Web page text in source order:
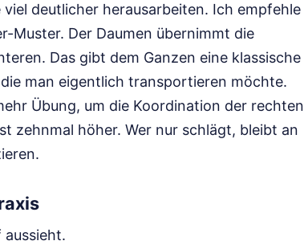
deutlicher herausarbeiten. Ich empfehle
Muster. Der Daumen übernimmt die
Das gibt dem Ganzen eine klassische
man eigentlich transportieren möchte.
Übung, um die Koordination der rechten
zehnmal höher. Wer nur schlägt, bleibt an
aussieht.